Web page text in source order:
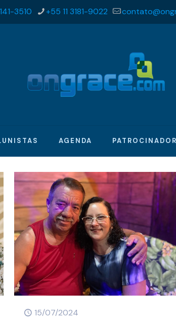
3510 +55 11 3181-9022
AGENDA PATROCINADOR
15/07/2024